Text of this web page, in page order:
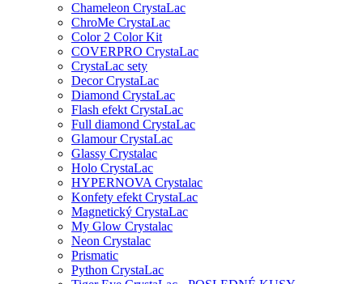
Chameleon CrystaLac
ChroMe CrystaLac
Color 2 Color Kit
COVERPRO CrystaLac
CrystaLac sety
Decor CrystaLac
Diamond CrystaLac
Flash efekt CrystaLac
Full diamond CrystaLac
Glamour CrystaLac
Glassy Crystalac
Holo CrystaLac
HYPERNOVA Crystalac
Konfety efekt CrystaLac
Magnetický CrystaLac
My Glow Crystalac
Neon Crystalac
Prismatic
Python CrystaLac